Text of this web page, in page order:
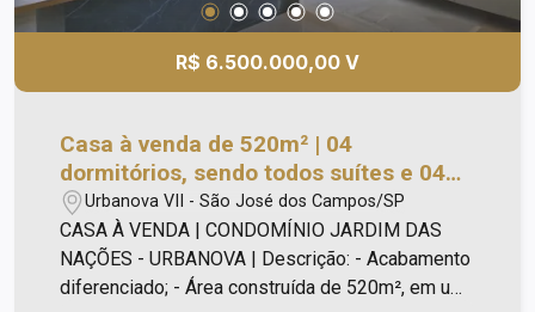
R$ 6.500.000,00 V
Casa à venda de 520m² | 04
dormitórios, sendo todos suítes e 04
vagas de garagem | Condomínio
Jardim das Nações - Urbanova | São
José dos Campos |
Urbanova VII - São José dos Campos/SP
CASA À VENDA | CONDOMÍNIO JARDIM DAS
NAÇÕES - URBANOVA | Descrição: - Acabamento
diferenciado; - Área construída de 520m², em um